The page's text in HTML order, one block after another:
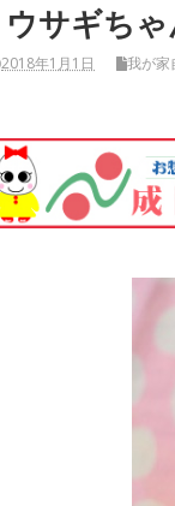
ウサギち
2018年1月1日 我が家